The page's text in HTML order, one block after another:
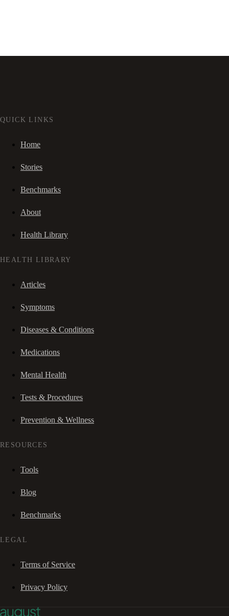
QUICK LINKS
Home
Stories
Benchmarks
About
Health Library
HEALTH LIBRARY
Articles
Symptoms
Diseases & Conditions
Medications
Mental Health
Tests & Procedures
Prevention & Wellness
RESOURCES
Tools
Blog
Benchmarks
LEGAL
Terms of Service
Privacy Policy